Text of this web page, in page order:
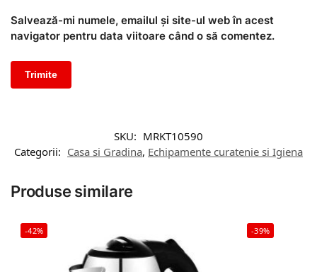
Salvează-mi numele, emailul și site-ul web în acest
navigator pentru data viitoare când o să comentez.
SKU: MRKT10590
Categorii: Casa si Gradina, Echipamente curatenie si Igiena
Produse similare
-42% -39%